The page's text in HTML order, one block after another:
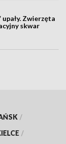
Zwierzęta
skwar
/
/